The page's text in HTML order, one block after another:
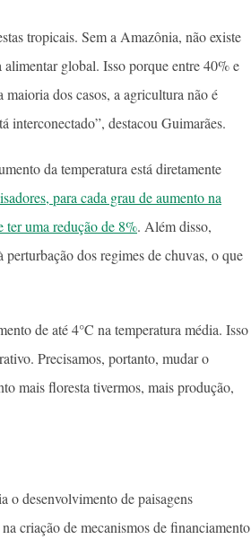
tropicais. Sem a Amazônia, não existe
global. Isso porque entre 40% e
dos casos, a agricultura não é
interconectado”, destacou Guimarães.
da temperatura está diretamente
para cada grau de aumento na
ter uma redução de 8%. Além disso,
perturbação dos regimes de chuvas, o que
de até 4°C na temperatura média. Isso
Precisamos, portanto, mudar o
mais floresta tivermos, mais produção,
o desenvolvimento de paisagens
criação de mecanismos de financiamento